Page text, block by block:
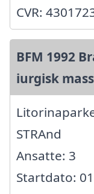
CVR:
BFM 1992
iurgisk
STRAnd
Ansatte: 3
Startdato: